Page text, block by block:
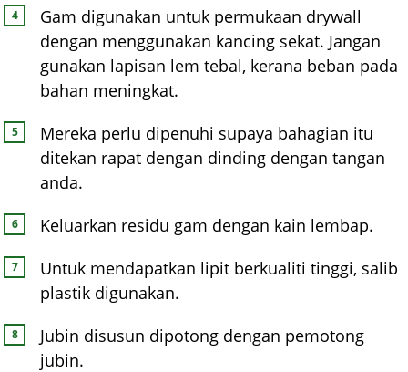
Gam digunakan untuk permukaan drywall
dengan menggunakan kancing sekat. Jangan
gunakan lapisan lem tebal, kerana beban pada
bahan meningkat.
Mereka perlu dipenuhi supaya bahagian itu
ditekan rapat dengan dinding dengan tangan
anda.
Keluarkan residu gam dengan kain lembap.
Untuk mendapatkan lipit berkualiti tinggi, salib
plastik digunakan.
Jubin disusun dipotong dengan pemotong
jubin.